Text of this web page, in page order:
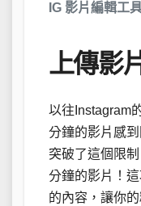
IG 影片編輯工
上傳影
以往Instagram
分鐘的影片感
突破了這個限
分鐘的影片！
的內容，讓你